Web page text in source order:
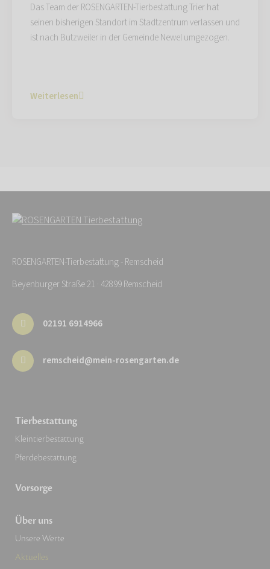
Das Team der ROSENGARTEN-Tierbestattung Trier hat
seinen bisherigen Standort im Stadtzentrum verlassen und
ist nach Butzweiler in der Gemeinde Newel umgezogen.
Weiterlesen
ROSENGARTEN-Tierbestattung - Remscheid
Beyenburger Straße 21 · 42899 Remscheid
02191 6914966
remscheid@mein-rosengarten.de
Tierbestattung
Kleintierbestattung
Pferdebestattung
Vorsorge
Über uns
Unsere Werte
Aktuelles